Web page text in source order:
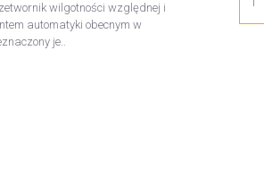
wilgotności względnej i
automatyki obecnym w
je..